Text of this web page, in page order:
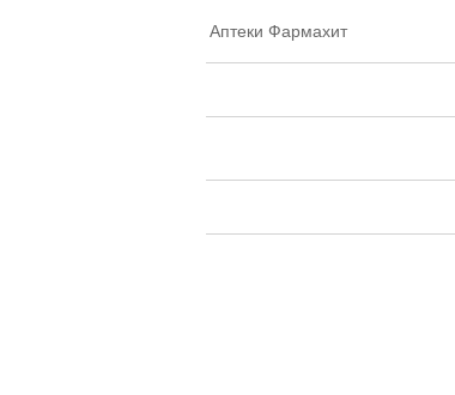
Аптеки Фармахит